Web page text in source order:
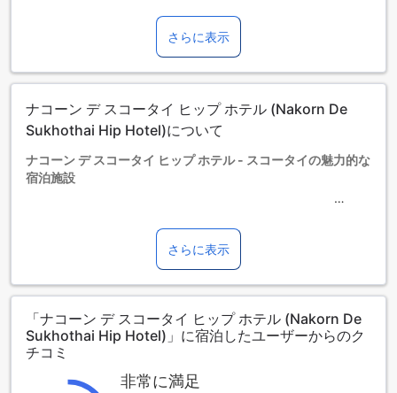
ます。各ルームタイプ欄の記載をお確かめください。ルーム
タイプの欄にエキストラベッド追加のオプションが提示され
ていない場合は、エキストラベッドの追加はできません。
【ご注意】6部屋以上をご予約の場合は、異なるご予約条件や
さらに表示
ナコーン デ スコータイ ヒップ ホテル (Nakorn De
Sukhothai Hip Hotel)について
ナコーン デ スコータイ ヒップ ホテル - スコータイの魅力的な
宿泊施設
ナコーン デ スコータイ ヒップ ホテルは、スコータイに位置
する3.0つ星ホテルです。このホテルは2014年に建設され、
最近の改装はありません。チェックインは午後2時から可能
で、チェックアウトは午後12時までとなっています。ホテル
には6室の客室があり、空港までの所要時間は約40分です。
また、このホテルでは0歳から12歳までの子供が無料で宿泊で
きる子供政策があります。ナコーン デ スコータイ ヒップ ホ
テルは、スコータイでの滞在を快適かつ便利にする理想的な
さらに表示
「ナコーン デ スコータイ ヒップ ホテル (Nakorn De
Sukhothai Hip Hotel)」に宿泊したユーザーからのク
チコミ
非常に満足